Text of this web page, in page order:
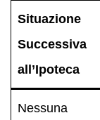
Situazione
Successiva
all’Ipoteca
Nessuna